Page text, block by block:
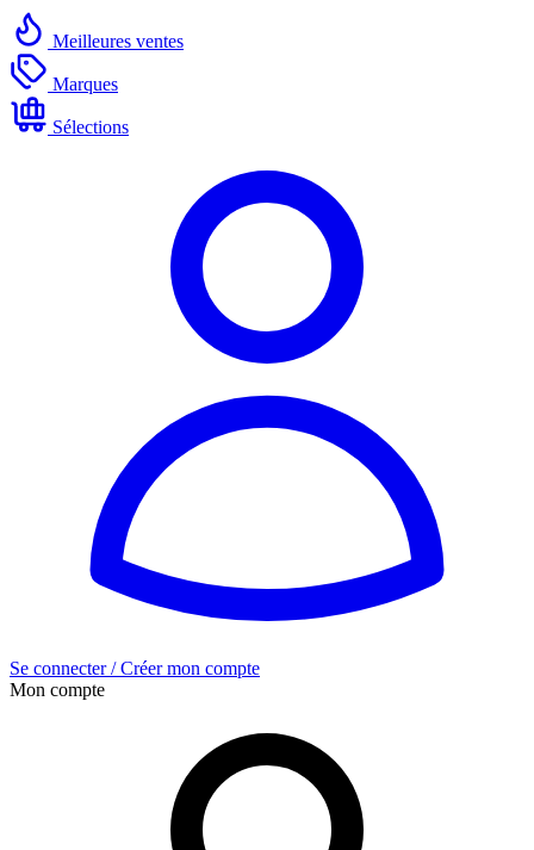
Meilleures ventes
Marques
Sélections
Se connecter / Créer mon compte
Mon compte